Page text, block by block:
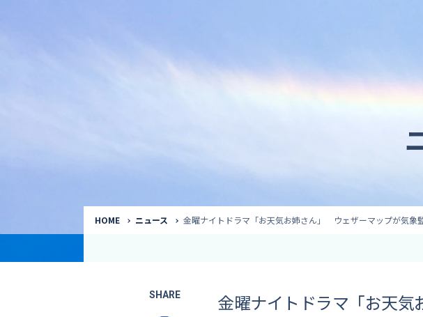
番組サポート / 予報原稿作成
HOME ニュース 金曜ナイトドラマ「お天気お姉さん」 ウェザーマップが気象
SHARE 金曜ナイトドラマ「お天